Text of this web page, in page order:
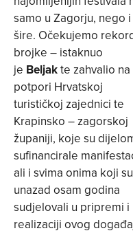
samo u Zagorju, nego i
šire. Očekujemo
brojke – istaknuo
je Beljakte zahvalio na
potpori Hrvatskoj
turističkoj zajednici te
Krapinsko – zagorskoj
županiji, koje su
sufinancirale
ali i svima onima koji su
unazad osam godina
sudjelovali u pripremi i
realizaciji ovog